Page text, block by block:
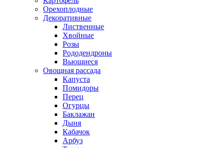
Орехоплодные
Декоративные
Лиственные
Хвойные
Розы
Рододендроны
Вьющиеся
Овощная рассада
Капуста
Помидоры
Перец
Огурцы
Баклажан
Дыня
Кабачок
Арбуз